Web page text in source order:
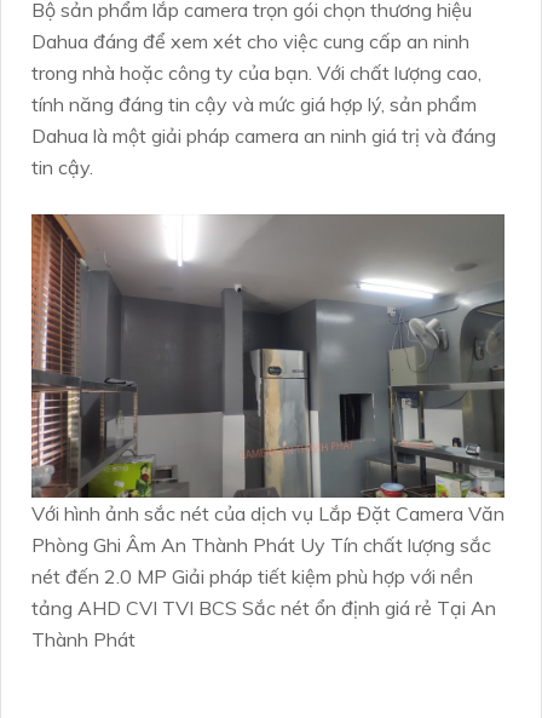
Bộ sản phẩm lắp camera trọn gói chọn thương hiệu
Dahua đáng để xem xét cho việc cung cấp an ninh
trong nhà hoặc công ty của bạn. Với chất lượng cao,
tính năng đáng tin cậy và mức giá hợp lý, sản phẩm
Dahua là một giải pháp camera an ninh giá trị và đáng
tin cậy.
Với hình ảnh sắc nét của dịch vụ Lắp Đặt Camera Văn
Phòng Ghi Âm An Thành Phát Uy Tín chất lượng sắc
nét đến 2.0 MP Giải pháp tiết kiệm phù hợp với nền
tảng AHD CVI TVI BCS Sắc nét ổn định giá rẻ Tại An
Thành Phát